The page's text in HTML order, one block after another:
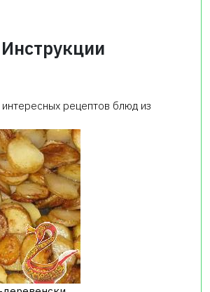
Инструкции
рецептов блюд из